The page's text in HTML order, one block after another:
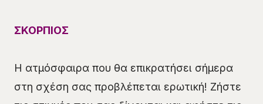
ΣΚΟΡΠΙΟΣ
Η ατμόσφαιρα που θα επικρατήσει σήμερα
στη σχέση σας προβλέπεται ερωτική! Ζήστε